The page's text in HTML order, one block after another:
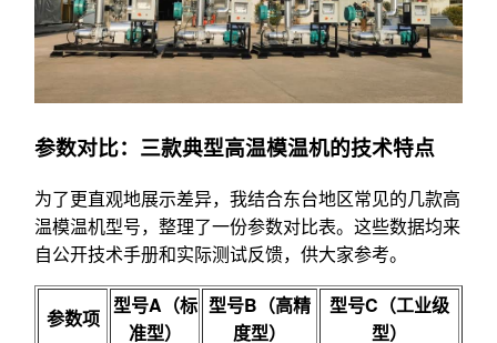
参数对比：三款典型高温模温机的技术特点
为了更直观地展示差异，我结合东台地区常见的几款高
温模温机型号，整理了一份参数对比表。这些数据均来
自公开技术手册和实际测试反馈，供大家参考。
参数项
型号A（标
准型）
型号B（高精
度型）
型号C（工业级
型）